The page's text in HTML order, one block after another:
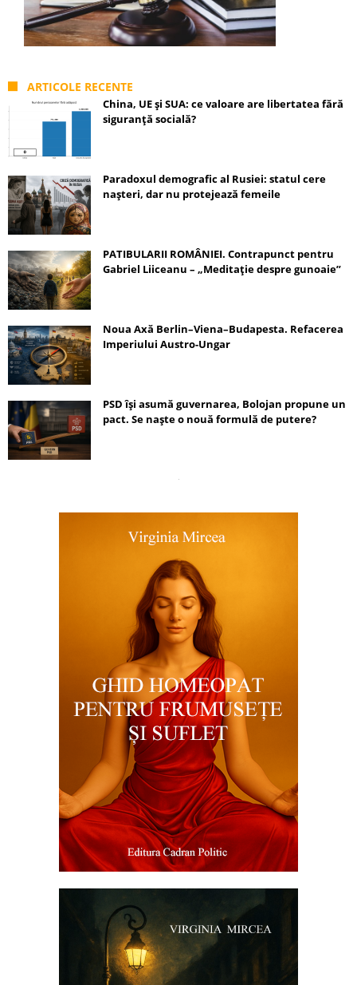
ARTICOLE RECENTE
China, UE și SUA: ce valoare are libertatea fără
siguranță socială?
Paradoxul demografic al Rusiei: statul cere
nașteri, dar nu protejează femeile
PATIBULARII ROMÂNIEI. Contrapunct pentru
Gabriel Liiceanu – „Meditație despre gunoaie”
Noua Axă Berlin–Viena–Budapesta. Refacerea
Imperiului Austro-Ungar
PSD își asumă guvernarea, Bolojan propune un
pact. Se naște o nouă formulă de putere?